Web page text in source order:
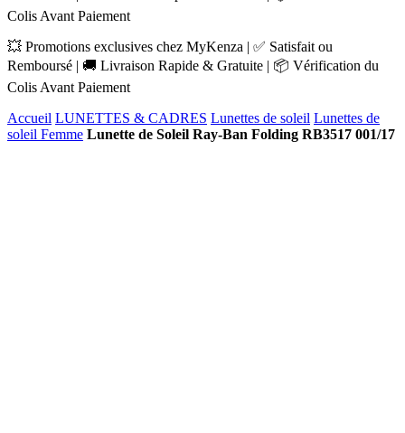
Colis Avant Paiement
💥 Promotions exclusives chez MyKenza | ✅ Satisfait ou
Remboursé | 🚚 Livraison Rapide & Gratuite | 📦 Vérification du
Colis Avant Paiement
Accueil LUNETTES & CADRES Lunettes de soleil Lunettes de
soleil Femme Lunette de Soleil Ray-Ban Folding RB3517 001/17